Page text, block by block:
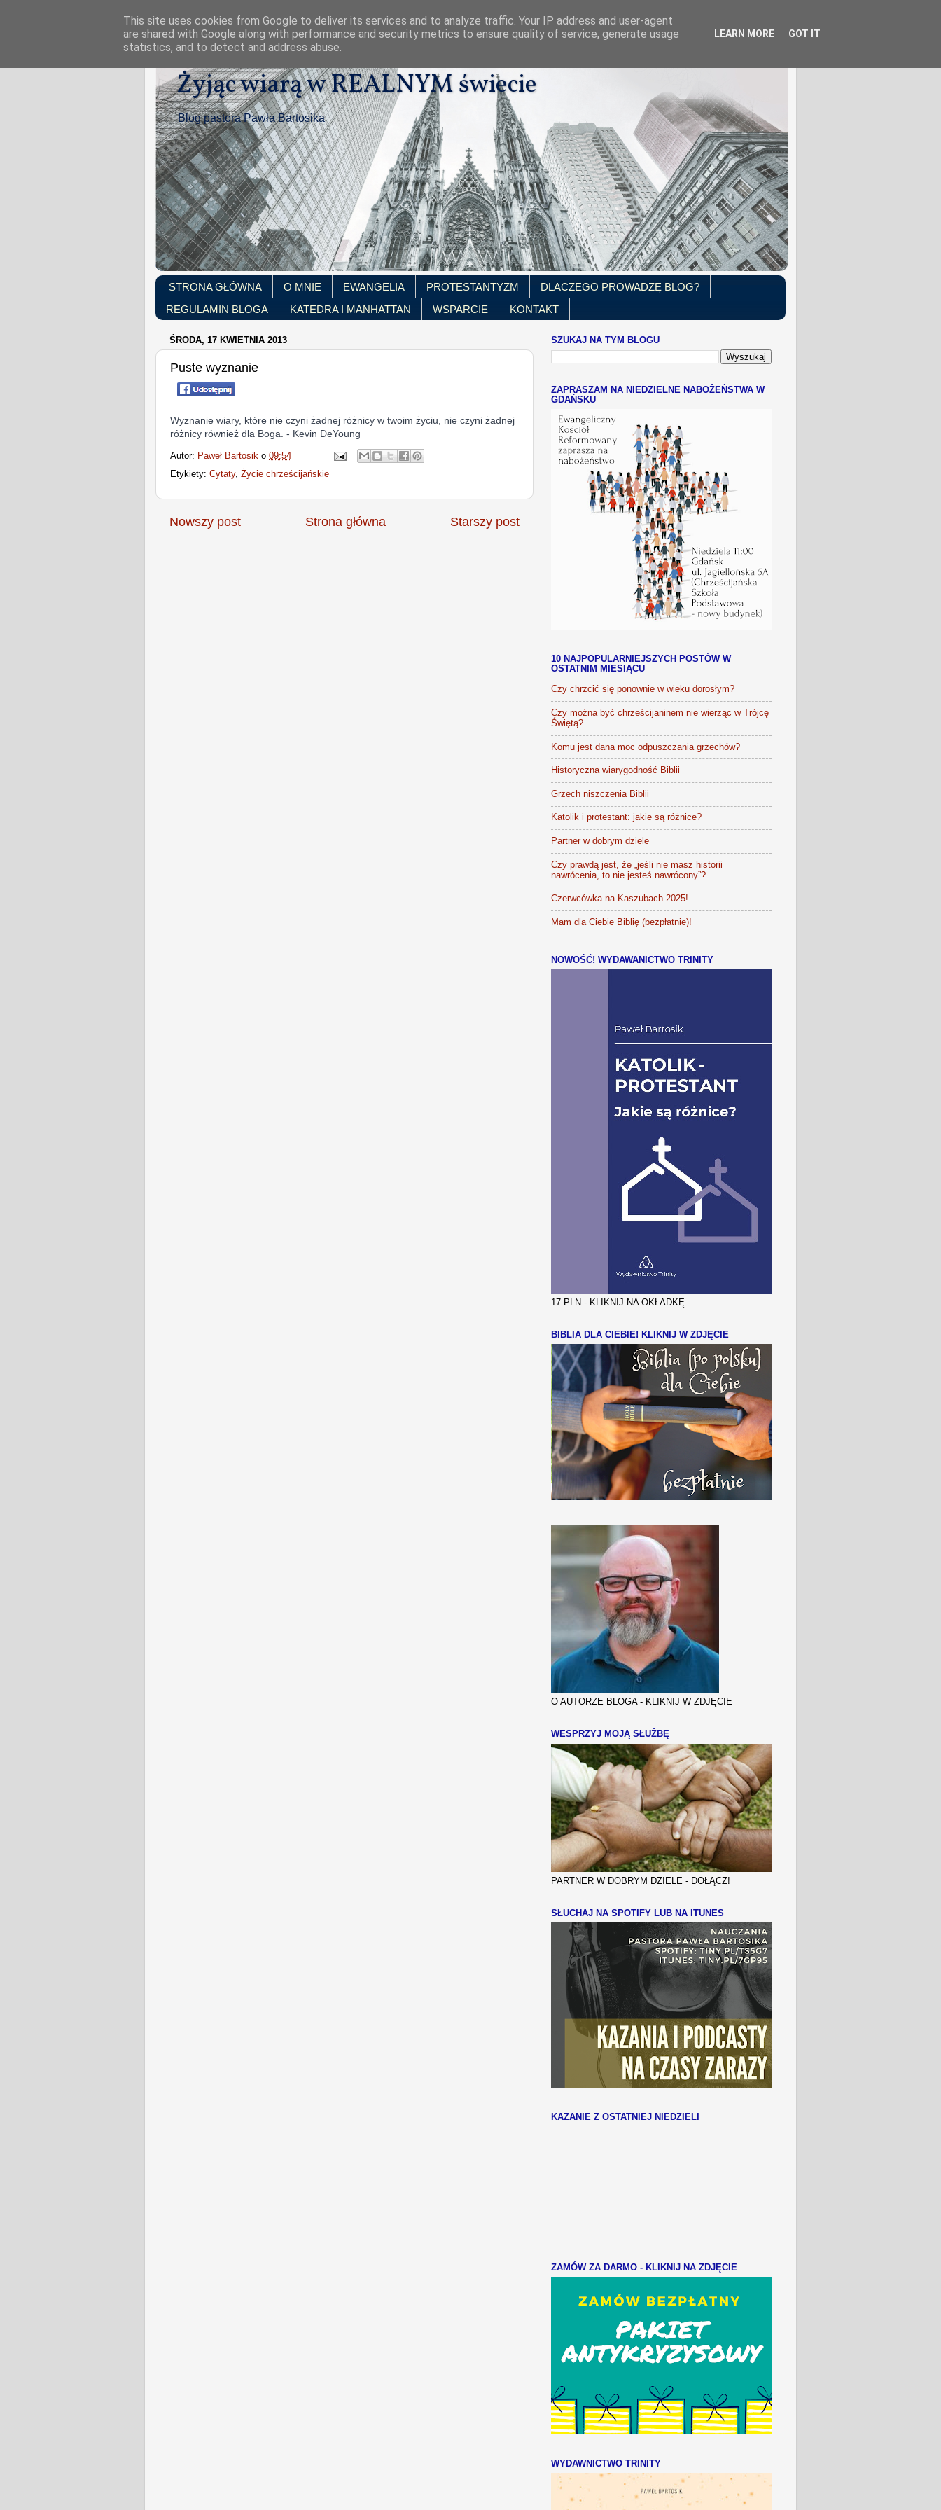
Żyjąc wiarą w REALNYM świecie
Blog pastora Pawła Bartosika
STRONA GŁÓWNA O MNIE EWANGELIA PROTESTANTYZM
DLACZEGO PROWADZĘ BLOG?
REGULAMIN BLOGA
KATEDRA I MANHATTAN WSPARCIE KONTAKT
ŚRODA, 17 KWIETNIA 2013
Puste wyznanie
Wyznanie wiary, które nie czyni żadnej różnicy w twoim życiu, nie czyni żadnej
różnicy również dla Boga. - Kevin DeYoung
Autor: Paweł Bartosik o 09:54
Etykiety: Cytaty, Życie chrześcijańskie
Nowszy post Starszy post
Strona główna
SZUKAJ NA TYM BLOGU
ZAPRASZAM NA NIEDZIELNE NABOŻEŃSTWA W
GDAŃSKU
10 NAJPOPULARNIEJSZYCH POSTÓW W
OSTATNIM MIESIĄCU
Czy chrzcić się ponownie w wieku dorosłym?
Czy można być chrześcijaninem nie wierząc w Trójcę
Świętą?
Komu jest dana moc odpuszczania grzechów?
Historyczna wiarygodność Biblii
Grzech niszczenia Biblii
Katolik i protestant: jakie są różnice?
Partner w dobrym dziele
Czy prawdą jest, że „jeśli nie masz historii
nawrócenia, to nie jesteś nawrócony”?
Czerwcówka na Kaszubach 2025!
Mam dla Ciebie Biblię (bezpłatnie)!
NOWOŚĆ! WYDAWANICTWO TRINITY
17 PLN - KLIKNIJ NA OKŁADKĘ
BIBLIA DLA CIEBIE! KLIKNIJ W ZDJĘCIE
O AUTORZE BLOGA - KLIKNIJ W ZDJĘCIE
WESPRZYJ MOJĄ SŁUŻBĘ
PARTNER W DOBRYM DZIELE - DOŁĄCZ!
SŁUCHAJ NA SPOTIFY LUB NA ITUNES
KAZANIE Z OSTATNIEJ NIEDZIELI
ZAMÓW ZA DARMO - KLIKNIJ NA ZDJĘCIE
WYDAWNICTWO TRINITY
This site uses cookies from Google to deliver its services and to analyze traffic. Your IP address and user-agent
are shared with Google along with performance and security metrics to ensure quality of service, generate usage
statistics, and to detect and address abuse.
LEARN MORE GOT IT